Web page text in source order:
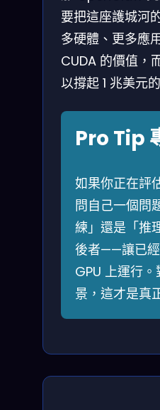
要把這座護城河
多硬體、更多應
CUDA 的價值
以撐起 1 兆美元
Pro Tip
如果你正在評
問自己一個問
練」還是「推
後者——讓已
GPU 上運行
景，這才是真